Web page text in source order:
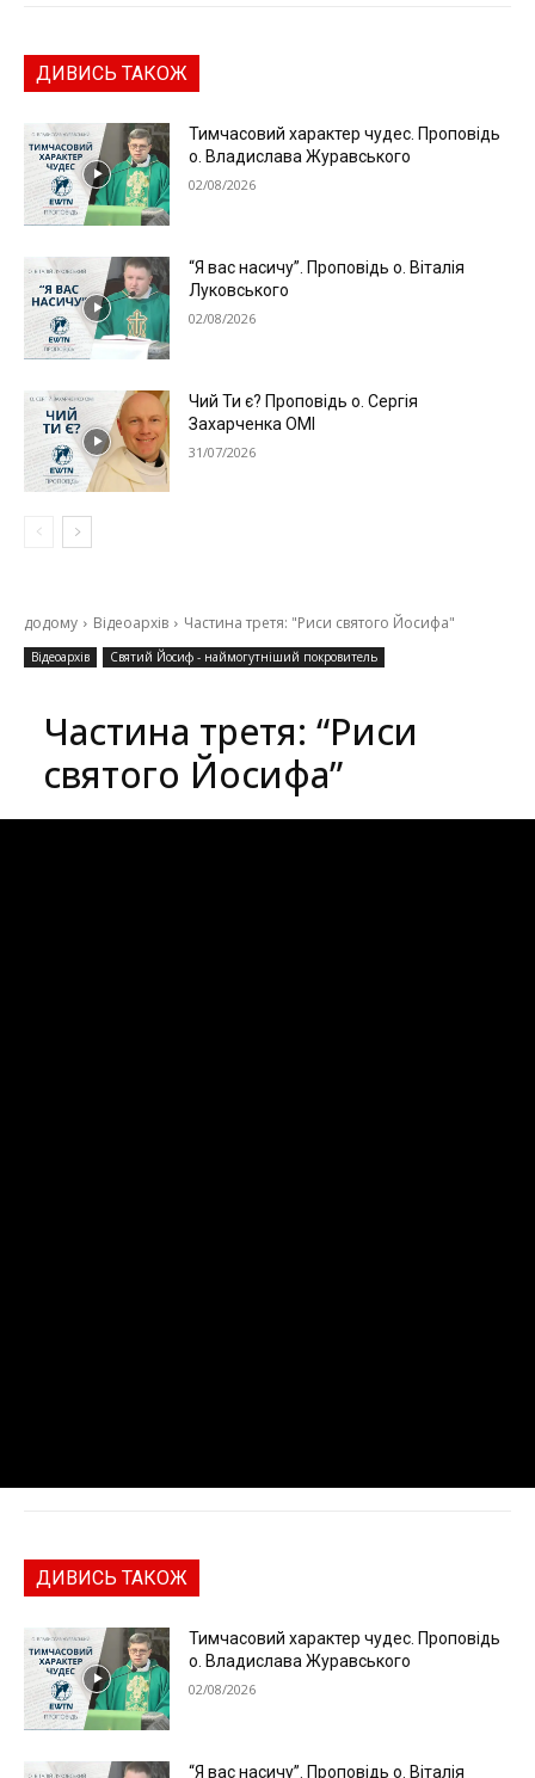
ДИВИСЬ ТАКОЖ
Тимчасовий характер чудес. Проповідь
о. Владислава Журавського
02/08/2026
“Я вас насичу”. Проповідь о. Віталія
Луковського
02/08/2026
Чий Ти є? Проповідь о. Сергія
Захарченка ОМІ
31/07/2026